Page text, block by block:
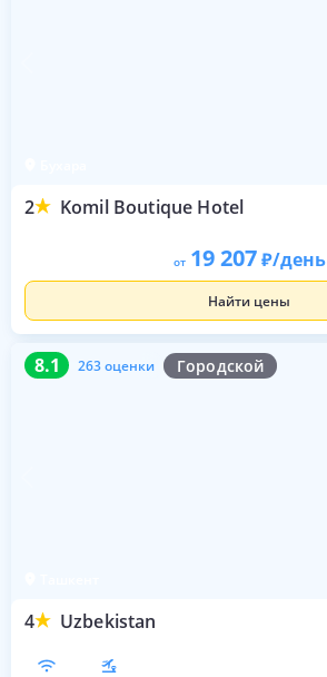
2 Komil Boutique Hotel
от 19 207 /день
Найти цены
8.1 263 оценки Городской
4 Uzbekistan
8.1 263 оценки